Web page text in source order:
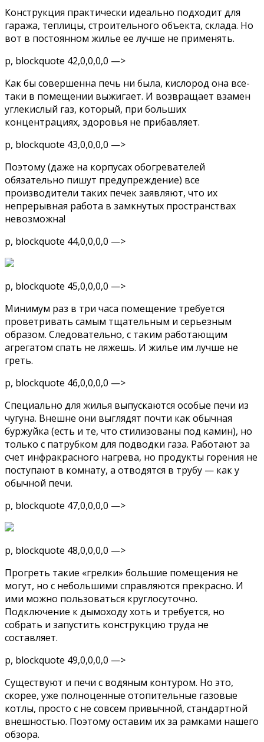
Конструкция практически идеально подходит для
гаража, теплицы, строительного объекта, склада. Но
вот в постоянном жилье ее лучше не применять.
p, blockquote 42,0,0,0,0 —>
Как бы совершенна печь ни была, кислород она все-
таки в помещении выжигает. И возвращает взамен
углекислый газ, который, при больших
концентрациях, здоровья не прибавляет.
p, blockquote 43,0,0,0,0 —>
Поэтому (даже на корпусах обогревателей
обязательно пишут предупреждение) все
производители таких печек заявляют, что их
непрерывная работа в замкнутых пространствах
невозможна!
p, blockquote 44,0,0,0,0 —>
p, blockquote 45,0,0,0,0 —>
Минимум раз в три часа помещение требуется
проветривать самым тщательным и серьезным
образом. Следовательно, с таким работающим
агрегатом спать не ляжешь. И жилье им лучше не
греть.
p, blockquote 46,0,0,0,0 —>
Специально для жилья выпускаются особые печи из
чугуна. Внешне они выглядят почти как обычная
буржуйка (есть и те, что стилизованы под камин), но
только с патрубком для подводки газа. Работают за
счет инфракрасного нагрева, но продукты горения не
поступают в комнату, а отводятся в трубу — как у
обычной печи.
p, blockquote 47,0,0,0,0 —>
p, blockquote 48,0,0,0,0 —>
Прогреть такие «грелки» большие помещения не
могут, но с небольшими справляются прекрасно. И
ими можно пользоваться круглосуточно.
Подключение к дымоходу хоть и требуется, но
собрать и запустить конструкцию труда не
составляет.
p, blockquote 49,0,0,0,0 —>
Существуют и печи с водяным контуром. Но это,
скорее, уже полноценные отопительные газовые
котлы, просто с не совсем привычной, стандартной
внешностью. Поэтому оставим их за рамками нашего
обзора.